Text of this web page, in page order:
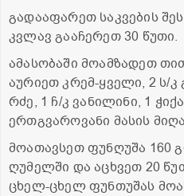
გადააფარეთ საკვების
კვლავ გააჩერეთ 30 წუთი.
ამასობაში მოამზადეთ
აურიეთ კრემ-ყველი, 2 ს/კ
რძე, 1 ჩ/კ ვანილინი, 1
ერთგვაროვანი მასის
მოათავსეთ ფუნღუშა 160
ღუმელში და აცხვეთ 20
ცხელ-ცხელ ფუნთუშას